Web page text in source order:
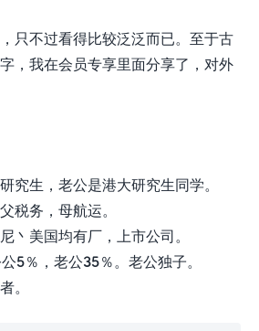
只不过看得比较泛泛而已。至于古
，我在会员专享里面分享了，对外
究生，老公是港大研究生同学。
税务，母航运。
丶美国均有厂，上市公司。
5％，老公35％。老公独子。
。